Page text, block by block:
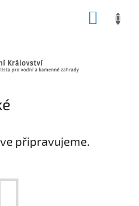
připravujeme.